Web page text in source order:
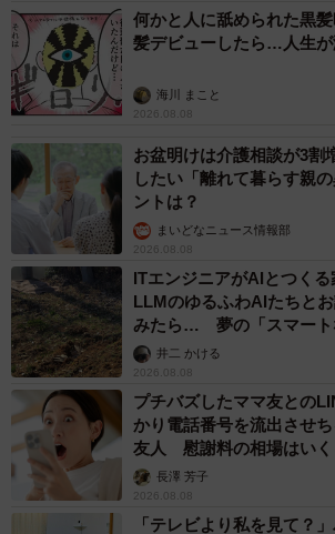
何かと人に舐められた黒
髪デビューしたら…人生が
海川 まこと
2026.08.08
お盆明けは介護相談が3
したい「離れて暮らす親
ントは？
まいどなニュース情報部
2026.08.08
ITエンジニアがAIとつく
LLMのゆるふわAIたちと
みたら… 夢の「スマート
るか井二 かける
2026.08.08
プチバズしたママ友との
かり電話番号を流出させ
友人 慰謝料の相場はいく
解説】長澤 芳子
2026.08.08
「テレビより私を見て？